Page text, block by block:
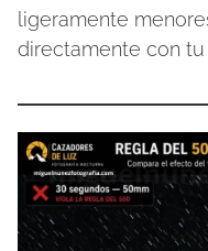
ligeramente
directamente con tu